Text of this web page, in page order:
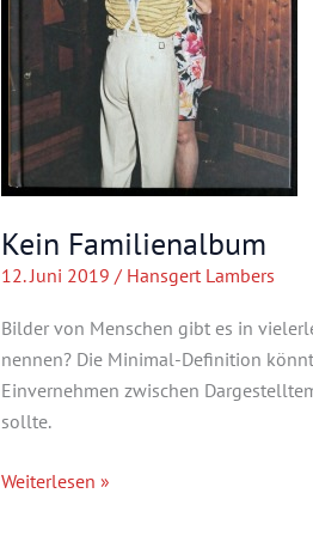
Kein Familienalbum
12. Juni 2019 / Hansgert Lambers
Bilder von Menschen gibt es in
nennen? Die Minimal-Definition
Einvernehmen zwischen
sollte.
Kein
Weiterlesen »